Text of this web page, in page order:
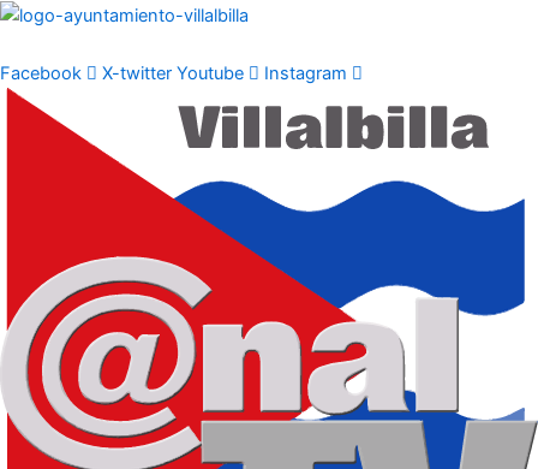
Ir
contenido
Facebook X-twitter Youtube Instagram